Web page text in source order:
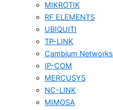
MIKROTIK
RF ELEMENTS
UBIQUITI
TP-LINK
Cambium Networks
IP-COM
MERCUSYS
NC-LINK
MIMOSA